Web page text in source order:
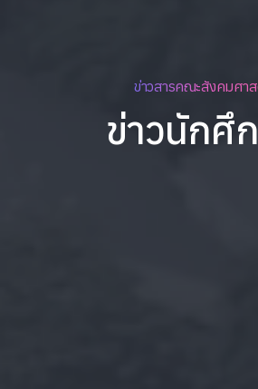
ข่าวสารคณะสังคมศา
ข่าวนักศึ